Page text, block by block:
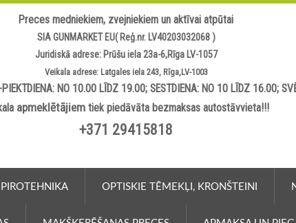
Preces medniekiem, zvejniekiem un aktīvai atpūtai
SIA GUNMARKET EU( Reģ.nr. LV40203032068 )
Juridiskā adrese: Prūšu iela 23a-6,Rīga LV-1057
Veikala adrese: Latgales iela 243, Rīga,LV-1003
NO 10.00 LĪDZ 19.00; SESTDIENA: NO 10 LĪDZ 16.00;
apmeklētājiemtiek piedāvāta bezmaksas autostāvvieta!!!
+371 29415818
PIROTEHNIKA OPTISKIE TĒMEKĻI, KRONŠTEINI